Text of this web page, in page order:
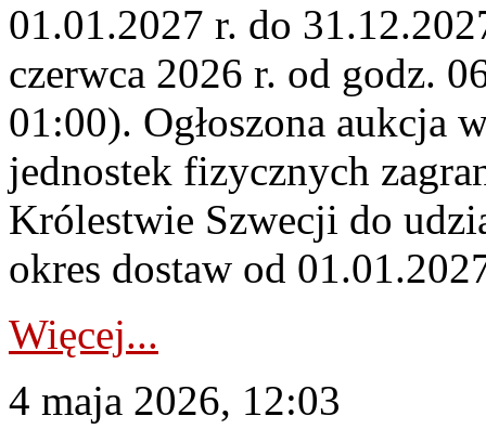
01.01.2027 r. do
czerwca 2026 r. od godz.
01:00). Ogłoszona aukcja
jednostek fizycznych
Królestwie Szwecji do
okres dostaw od
Więcej...
4 maja 2026, 12:03